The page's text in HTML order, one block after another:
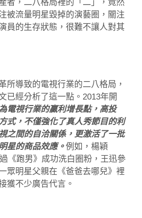
者，二八格局裡的「二」，竟然
被流量明星毀掉的演藝圈，關注
員的生存狀態，很難不讓人對其
所導致的電視行業的二八格局，
已經分析了這一點。2013年開
電視行業的贏利增長點，高投
式，不僅強化了真人秀節目的利
之間的自洽關係，更激活了一批
星的商品效應。例如，楊穎
過《跑男》成功洗白圈粉，王迅參
眾明星父親在《爸爸去哪兒》裡
獲不少廣告代言。